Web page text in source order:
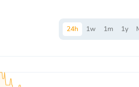
24h 1w 1m 1y